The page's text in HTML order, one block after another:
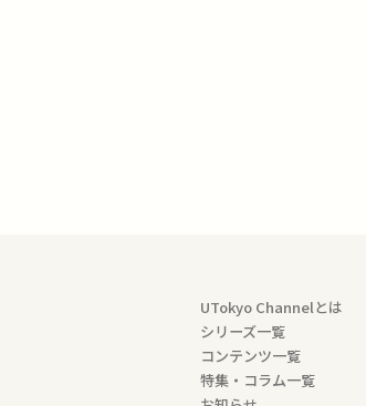
UTokyo Channelとは
シリーズ一覧
コンテンツ一覧
特集・コラム一覧